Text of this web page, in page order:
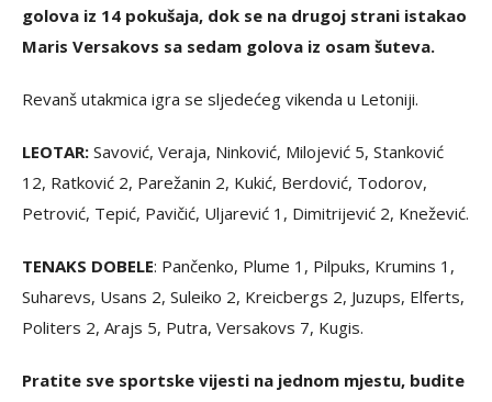
golova iz 14 pokušaja, dok se na drugoj strani istakao
Maris Versakovs sa sedam golova iz osam šuteva.
Revanš utakmica igra se sljedećeg vikenda u Letoniji.
LEOTAR: Savović, Veraja, Ninković, Milojević 5, Stanković
12, Ratković 2, Parežanin 2, Kukić, Berdović, Todorov,
Petrović, Tepić, Pavičić, Uljarević 1, Dimitrijević 2, Knežević.
TENAKS DOBELE: Pančenko, Plume 1, Pilpuks, Krumins 1,
Suharevs, Usans 2, Suleiko 2, Kreicbergs 2, Juzups, Elferts,
Politers 2, Arajs 5, Putra, Versakovs 7, Kugis.
Pratite sve sportske vijesti na jednom mjestu, budite